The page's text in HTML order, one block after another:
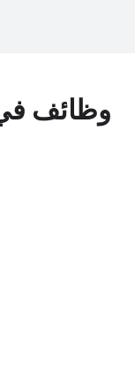
وظائف في